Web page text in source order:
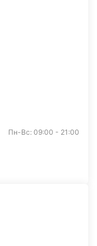
Пн-Вс: 09:00 - 21:00